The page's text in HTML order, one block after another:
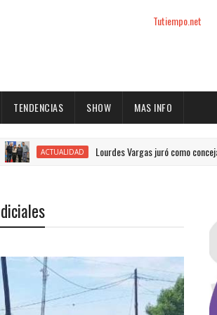
Tutiempo.net
TENDENCIAS SHOW MAS INFO
ACTUALIDAD Lourdes Vargas juró como concejal por el